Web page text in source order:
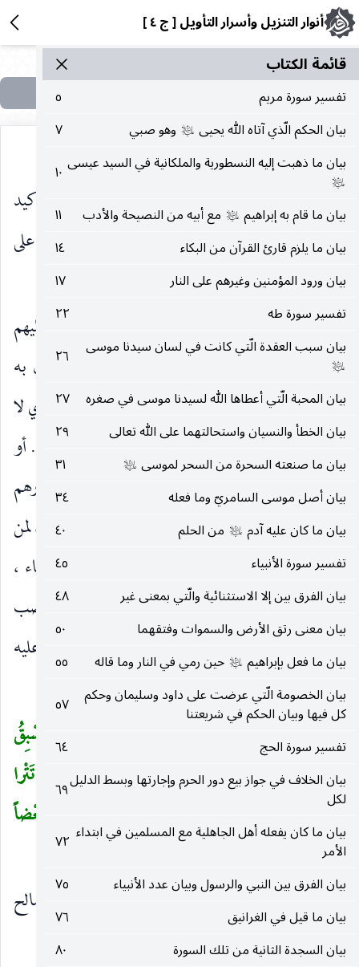
أنوار التنزيل وأسرار التأويل [ ج ٤ ]
قائمة الکتاب
تفسير سورة مريم
٥
بيان الحكم الّذي آتاه الله يحيى عليه‌السلام وهو صبي
٧
بيان ما ذهبت إليه النسطورية والملكانية في السيد عيسى
عليه‌السلام
١٠
بيان ما قام به إبراهيم عليه‌السلام مع أبيه من النصيحة والأدب
١١
بيان ما يلزم قارئ القرآن من البكاء
١٤
بيان ورود المؤمنين وغيرهم على النار
١٧
تفسير سورة طه
٢٢
بيان سبب العقدة الّتي كانت في لسان سيدنا موسى
عليه‌السلام
٢٦
بيان المحبة الّتي أعطاها الله لسيدنا موسى في صغره ٢٧
بيان الخطأ والنسيان واستحالتهما على الله تعالى
٢٩
بيان ما صنعته السحرة من السحر لموسى عليه‌السلام
٣١
بيان أصل موسى السامريّ وما فعله
٣٤
بيان ما كان عليه آدم عليه‌السلام من الحلم
٤٠
تفسير سورة الأنبياء
٤٥
بيان الفرق بين إلا الاستثنائية والّتي بمعنى غير
٤٨
بيان معنى رتق الأرض والسموات وفتقهما
٥٠
بيان ما فعل بإبراهيم عليه‌السلام حين رمي في النار وما قاله
٥٥
بيان الخصومة الّتي عرضت على داود وسليمان وحكم
كل فيها وبيان الحكم في شريعتنا
٥٧
تفسير سورة الحج
٦٤
بيان الخلاف في جواز بيع دور الحرم وإجارتها وبسط الدليل
لكل
٦٩
بيان ما كان يفعله أهل الجاهلية مع المسلمين في ابتداء
الأمر
٧٢
بيان الفرق بين النبي والرسول وبيان عدد الأنبياء
٧٥
بيان ما قيل في الغرانيق
٧٦
بيان السجدة الثانية من تلك السورة
٨٠
قالَ عَمَّا قَلِيلٍ عن زمان قليل و «ما» صلة لتوكيد
معنى القلة ، أو نكرة موصوفة.
لَيُصْبِحُنَّ نادِمِينَ على
التكذيب إذا عاينوا العذاب.
(فَأَخَذَتْهُمُ الصَّيْحَةُ
صيحة جبريل صاح عليهم
صيحة هائلة تصدعت منها قلوبهم فماتوا ، واستدل به
على أن القرن قوم صالح.(بِالْحَقِ)بالوجه الثابت الّذي لا
دافع له ، أو بالعدل من الله كقولك فلان يقضي بالحق. أو
بالوعد الصدق. (فَجَعَلْناهُمْ غُثاءً
شبههم في دمارهم
بغثاء السيل وهو حميله كقول العرب : سال به الوادي ، لمن
هلك.(فَبُعْداً لِلْقَوْمِ الظَّالِمِينَ
يحتمل الإخبار والدعاء ،
وبعدا مصدر بعد إذا هلك ، وهو من المصادر الّتي تنصب
بأفعال لا يستعمل إظهارها ، واللام لبيان من دعي عليه
بالبعد ، ووضع الظاهر موضع ضميرهم للتعليل.
ثُمَّ أَنْشَأْنا مِنْ بَعْدِهِمْ قُرُوناً آخَرِينَ
ما تَسْبِقُ
مِنْ أُمَّةٍ أَجَلَها وَما يَسْتَأْخِرُونَ(٤٣) ثُمَّ أَرْسَلْنا رُسُلَنا تَتْرا
كُلَّ ما جاءَ أُمَّةً رَسُولُها كَذَّبُوهُ فَأَتْبَعْنا بَعْضَهُمْ بَعْضاً
وَجَعَلْناهُمْ أَحادِيثَ فَبُعْداً لِقَوْمٍ لا يُؤْمِنُونَ
ثُمَّ أَنْشَأْنا مِنْ بَعْدِهِمْ قُرُوناً آخَرِينَ
هي قوم صالح
ولوط وشعيب وغيرهم.